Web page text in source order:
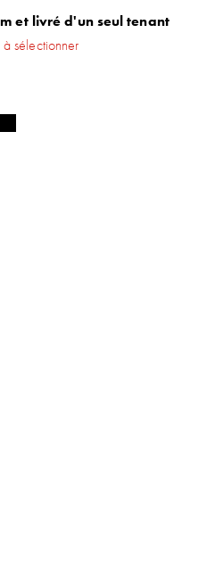
et livré d'un seul tenant
sélectionner